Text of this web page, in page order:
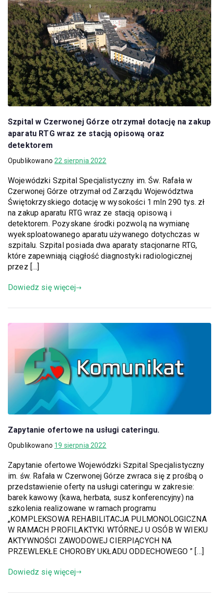
Szpital w Czerwonej Górze otrzymał dotację na zakup
aparatu RTG wraz ze stacją opisową oraz
detektorem
Opublikowano22 sierpnia 2022
Wojewódzki Szpital Specjalistyczny im. Św. Rafała w
Czerwonej Górze otrzymał od Zarządu Województwa
Świętokrzyskiego dotację w wysokości 1 mln 290 tys. zł
na zakup aparatu RTG wraz ze stacją opisową i
detektorem. Pozyskane środki pozwolą na wymianę
wyeksploatowanego aparatu używanego dotychczas w
szpitalu. Szpital posiada dwa aparaty stacjonarne RTG,
które zapewniają ciągłość diagnostyki radiologicznej
przez […]
Dowiedz się więcej
Zapytanie ofertowe na usługi cateringu.
Opublikowano 19 sierpnia 2022
Zapytanie ofertowe Wojewódzki Szpital Specjalistyczny
im. św. Rafała w Czerwonej Górze zwraca się z prośbą o
przedstawienie oferty na usługi cateringu w zakresie:
barek kawowy (kawa, herbata, susz konferencyjny) na
szkolenia realizowane w ramach programu
„KOMPLEKSOWA REHABILITACJA PULMONOLOGICZNA
W RAMACH PROFILAKTYKI WTÓRNEJ U OSÓB W WIEKU
AKTYWNOŚCI ZAWODOWEJ CIERPIĄCYCH NA
PRZEWLEKŁE CHOROBY UKŁADU ODDECHOWEGO ” […]
Dowiedz się więcej